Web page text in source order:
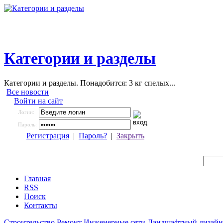
Категории и разделы
Категории и разделы. Понадобится: 3 кг спелых...
Все новости
Войти на сайт
Логин:
Пароль:
Регистрация | Пароль? | Закрыть
Главная
RSS
Поиск
Контакты